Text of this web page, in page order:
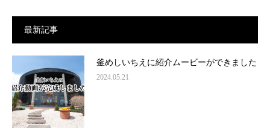
最新記事
釜めしいちえに紹介ムービーができました
2024.05.21